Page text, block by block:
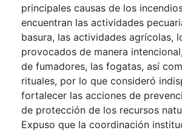
principales causas de los
encuentran las actividades
basura, las actividades agrícolas,
provocados de manera
de fumadores, las fogatas, así
rituales, por lo que consideró
fortalecer las acciones de
de protección de los recursos
Expuso que la coordinación